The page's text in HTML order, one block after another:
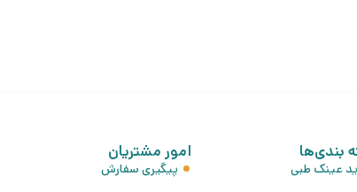
بندی‌ها
عینک طبی
امور مشتریان
پیگیری سفارش